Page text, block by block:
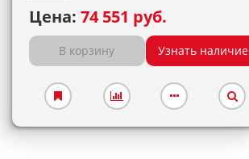
Цена: 74 551 руб.
В корзину Узнать наличие